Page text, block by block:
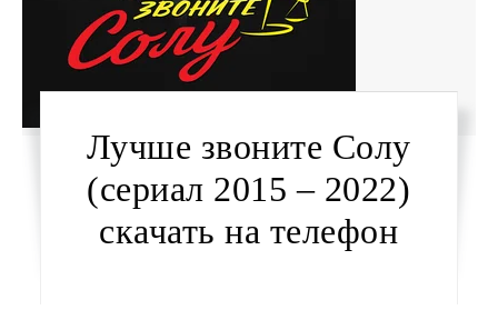
Лучше звоните Солу
(сериал 2015 – 2022)
скачать на телефон